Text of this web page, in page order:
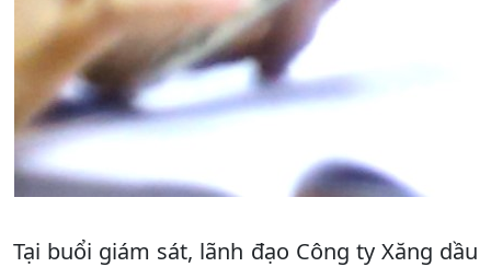
Tại buổi giám sát, lãnh đạo Công ty Xăng dầu